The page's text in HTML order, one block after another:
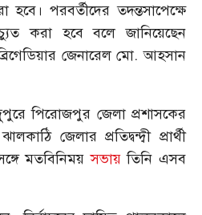
হবে। পরবর্তীদের তদন্তসাপেক্ষে
করা হবে বলে জানিয়েছেন
জেনারেল মো. আহসান
পিরোজপুর জেলা প্রশাসকের
জেলার প্রতিদ্বন্দ্বী প্রার্থী
সঙ্গে মতবিনিময়সভায়তিনি এসব